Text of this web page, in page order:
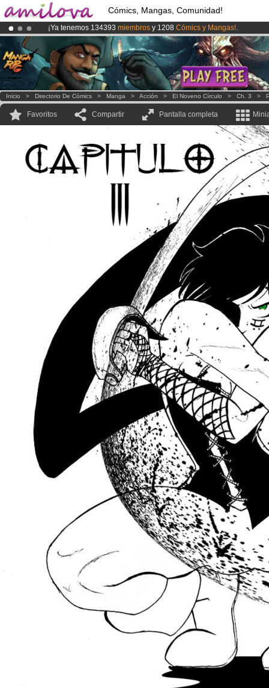
Cómics, Mangas, Comunidad!
¡Ya tenemos 134393 miembros y 1208 Cómics y Mangas!.
¡El Kickstarter Amilova está desormado lanzado!.
¡Conviertete en Premium por3.95 euros al mes!Hazte Premium ya
Inicio > Directorio De Cómics > Manga > Acción > El Noveno Círculo > Ch. 3 >
Favoritos Compartir Pantalla completa